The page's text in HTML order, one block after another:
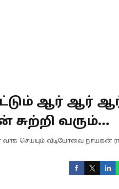
ஆர் ஆர்
வரும்
செய்யும் வீடியோவை நாயகன்